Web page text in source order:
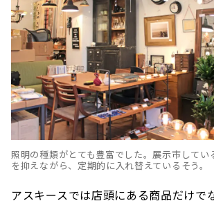
照明の種類がとても豊富でした。展示市してい
を抑えながら、定期的に入れ替えているそう。
アスキースでは店頭にある商品だけで